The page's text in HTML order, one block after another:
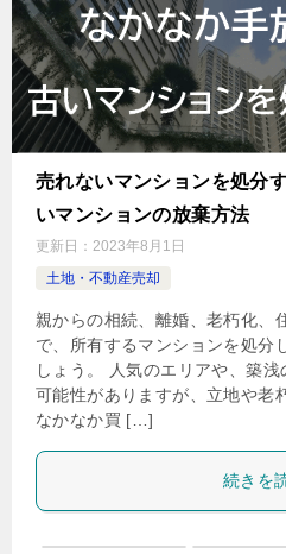
売れないマンションを処分
いマンションの放棄方法
更新日： 2023年8月1日
土地・不動産売却
親からの相続、離婚、老朽化、
で、所有するマンションを処分
しょう。 人気のエリアや、築
可能性がありますが、立地や老
なかなか買 […]
続きを